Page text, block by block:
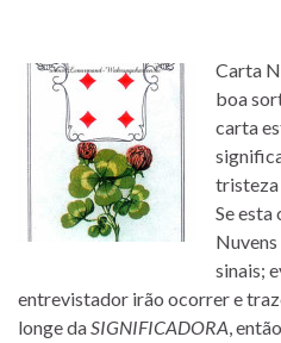
Carta
boa
carta
tristeza
Se esta
sinais;
entrevistador irão ocorrer e
longe daSIGNIFICADORA,